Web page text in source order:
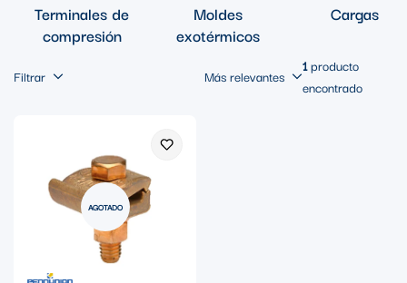
Terminales de
compresión
Moldes
exotérmicos
Cargas
Filtrar Más relevantes
1producto
encontrado
AGOTADO